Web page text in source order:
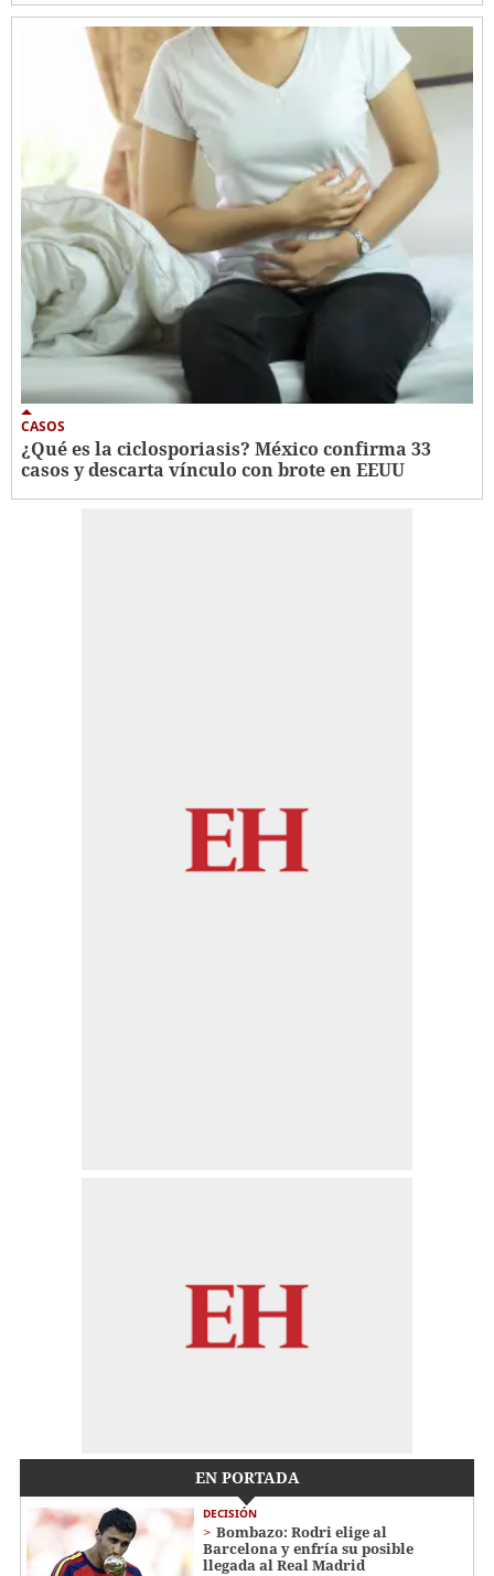
CASOS
¿Qué es la ciclosporiasis? México confirma 33
casos y descarta vínculo con brote en EEUU
EN PORTADA
DECISIÓN
Bombazo: Rodri elige al
Barcelona y enfría su posible
llegada al Real Madrid